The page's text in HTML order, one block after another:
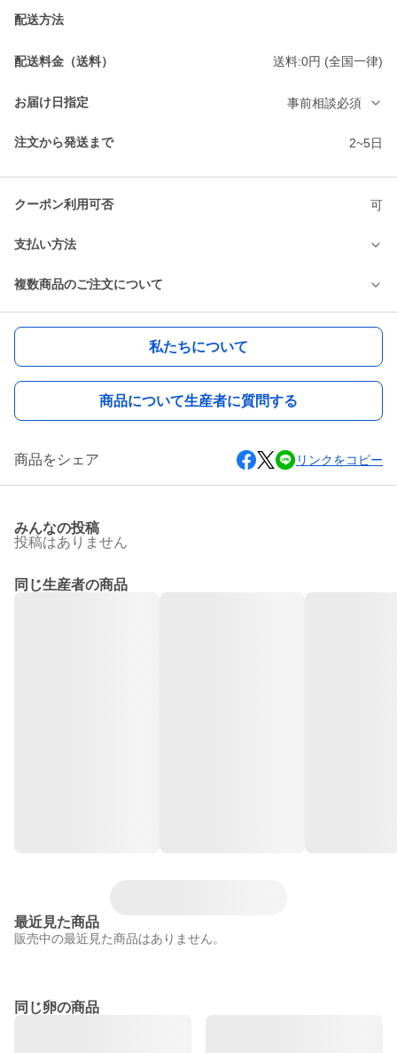
配送方法
配送料金（送料） 送料:0円 (全国一律)
お届け日指定 事前相談必須
注文から発送まで 2~5日
クーポン利用可否 可
支払い方法
複数商品のご注文について
私たちについて
商品について生産者に質問する
商品をシェア リンクをコピー
みんなの投稿
投稿はありません
同じ生産者の商品
最近見た商品
販売中の最近見た商品はありません。
同じ卵の商品